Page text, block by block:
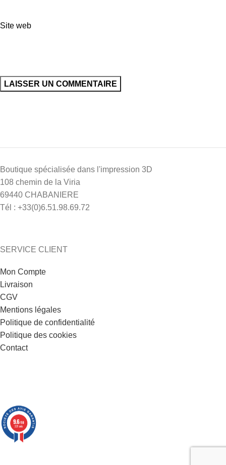
Site web
Boutique spécialisée dans l'impression 3D
108 chemin de la Viria
69440 CHABANIERE
Tél : +33(0)6.51.98.69.72
SERVICE CLIENT
Mon Compte
Livraison
CGV
Mentions légales
Politique de confidentialité
Politique des cookies
Contact
9.6/10
221 avis